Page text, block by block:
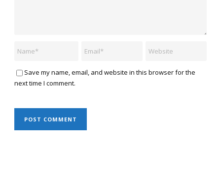
Save my name, email, and website in this browser for the
next time I comment.